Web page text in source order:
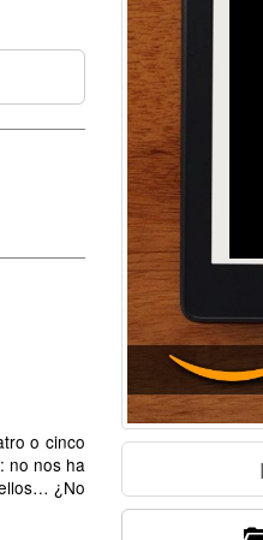
o cinco
no nos ha
¿No